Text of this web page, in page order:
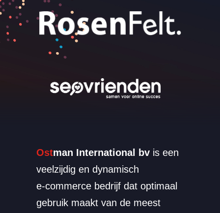
Ostman International bv is een
veelzijdig en dynamisch
e-commerce bedrijf dat optimaal
gebruik maakt van de meest